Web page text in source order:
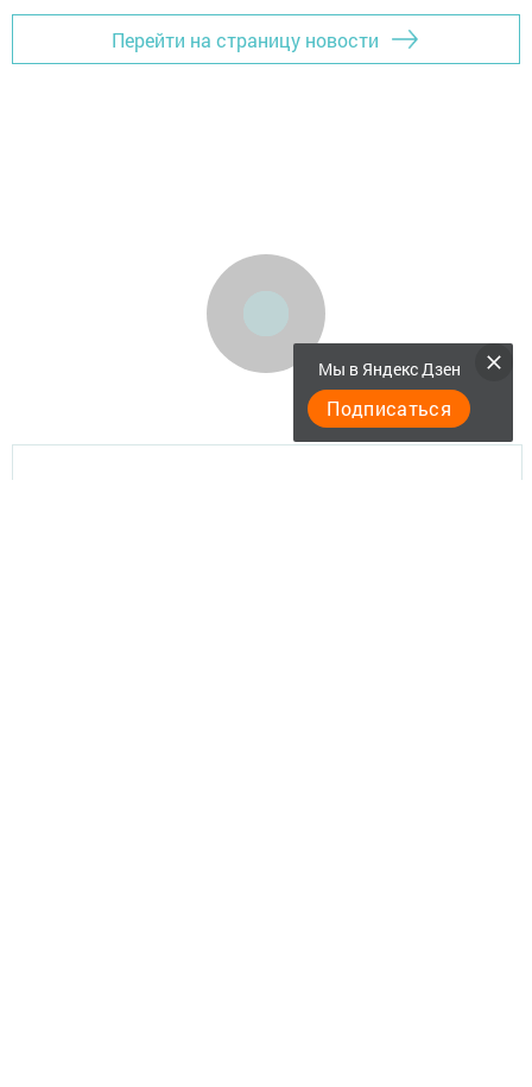
Перейти на страницу новости
Мы в Яндекс Дзен
Подписаться